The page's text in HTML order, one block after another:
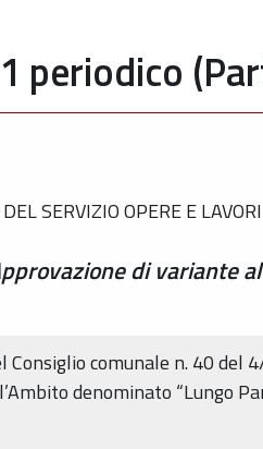
periodico
SERVIZIO OPERE E
di variante
Consiglio comunale n. 40
denominato “Lungo